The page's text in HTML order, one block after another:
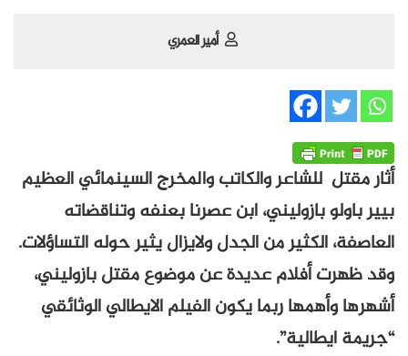
أمير العمري
أثار مقتل للشاعر والكاتب والمخرج السينمائي العظيم
بيير باولو بازوليني، ابن عصرنا بعنفه وتناقضاته
العاصفة، الكثير من الجدل ولايزال يثير حوله التساؤلات.
وقد ظهرت أفلام عديدة عن موضوع مقتل بازوليني،
أشهرها وأهمها ربما يكون الفيلم الايطالي الوثائقي
“جريمة ايطالية”.